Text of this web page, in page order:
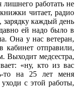
работать не
читает, радио
зарядку каждый день
ей надо было в
Она у нас ветеран,
кабинет отправили,
Выходит медсестра,
«ну, кто из вас
то на 25 лет меня
с этой работы,